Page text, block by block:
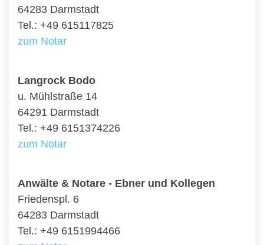
64283 Darmstadt
Tel.: +49 615117825
zum Notar
Langrock Bodo
u. Mühlstraße 14
64291 Darmstadt
Tel.: +49 6151374226
zum Notar
Anwälte & Notare - Ebner und Kollegen
Friedenspl. 6
64283 Darmstadt
Tel.: +49 6151994466